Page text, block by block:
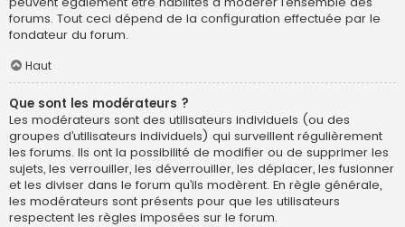
forums. Tout ceci dépend de la configuration effectuée par le
fondateur du forum.
Haut
Que sont les modérateurs ?
Les modérateurs sont des utilisateurs individuels (ou des
groupes d’utilisateurs individuels) qui surveillent régulièrement
les forums. Ils ont la possibilité de modifier ou de supprimer les
sujets, les verrouiller, les déverrouiller, les déplacer, les fusionner
et les diviser dans le forum qu’ils modèrent. En règle générale,
les modérateurs sont présents pour que les utilisateurs
respectent les règles imposées sur le forum.